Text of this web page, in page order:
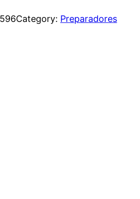
Category: Preparadores